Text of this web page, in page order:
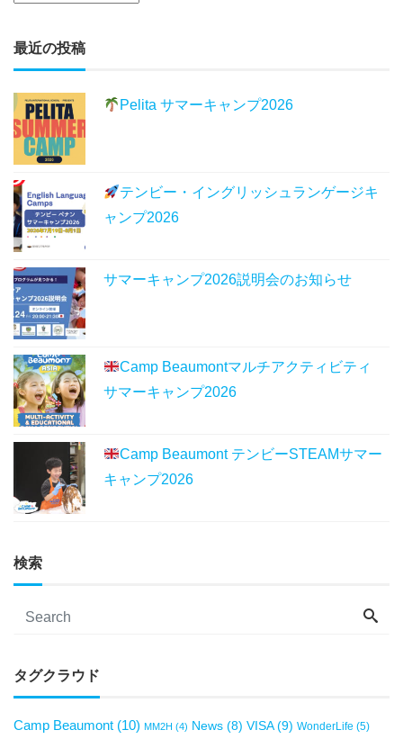
最近の投稿
Pelita サマーキャンプ2026
テンビー・イングリッシュランゲージキ
ャンプ2026
サマーキャンプ2026説明会のお知らせ
Camp Beaumontマルチアクティビティ
サマーキャンプ2026
Camp Beaumont テンビーSTEAMサマー
キャンプ2026
検索
タグクラウド
Camp Beaumont (10) MM2H (4) News (8) VISA(9) WonderLife (5)